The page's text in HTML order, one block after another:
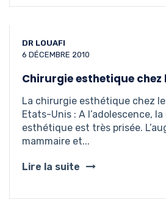
DR LOUAFI
6 DÉCEMBRE 2010
Chirurgie esthetique chez
La chirurgie esthétique chez
Etats-Unis : A l’adolescence,
esthétique est très prisée.
mammaire et...
Lire la suite